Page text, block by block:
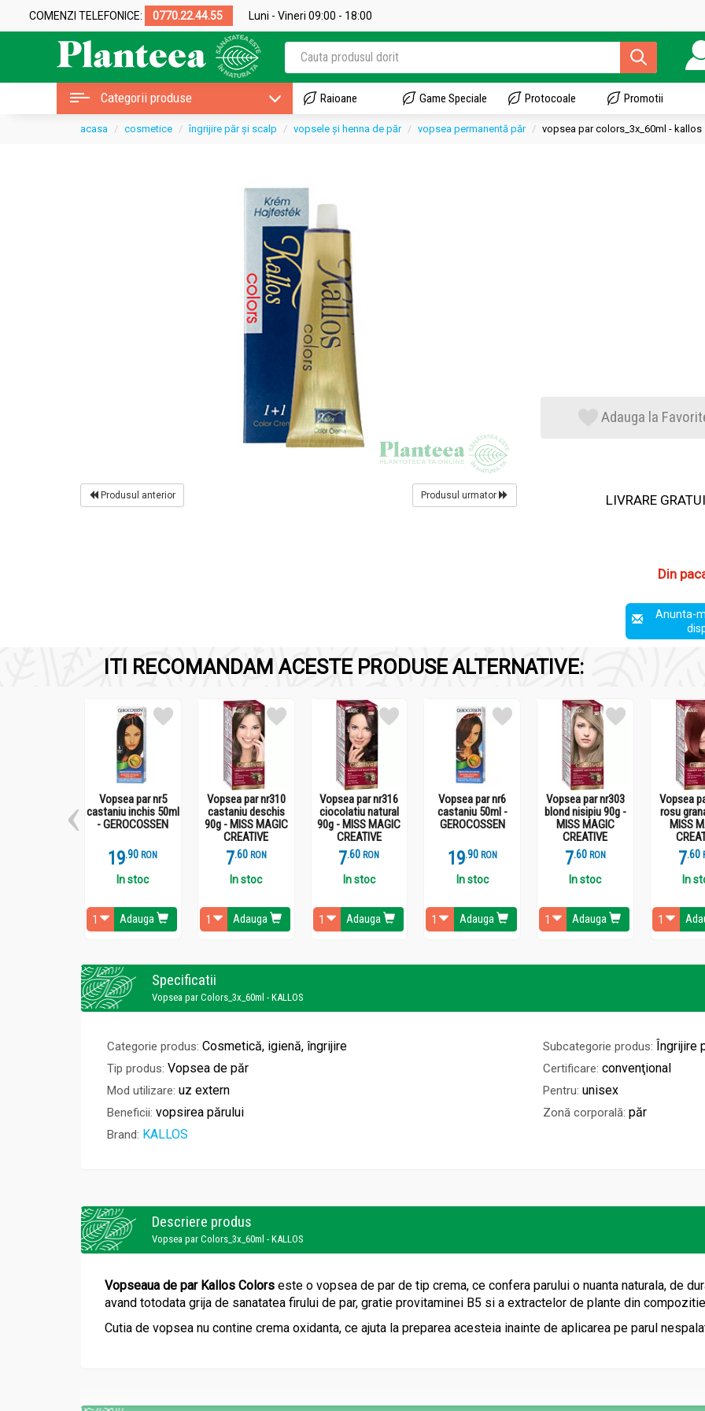
COMENZI TELEFONICE: 0770.22.44.55 Luni - Vineri 09:00 - 18:00
Categorii produse Raioane Game Speciale Protocoale Promotii
acasa cosmetice îngrijire păr și scalp vopsele și henna de păr vopsea permanentă păr vopsea par colors_3x_60ml - kallos
Produsul anterior Produsul urmator
Adauga la
LIVRARE
Din
Anunta-
ITI RECOMANDAM ACESTE PRODUSE ALTERNATIVE:
Vopsea par nr5
castaniu inchis 50ml
- GEROCOSSEN
19.9 RON
In stoc
Adauga
Vopsea par nr310
castaniu deschis
90g - MISS MAGIC
CREATIVE
7.6 RON
In stoc
Adauga
Vopsea par nr316
ciocolatiu natural
90g - MISS MAGIC
CREATIVE
7.6 RON
In stoc
Adauga
Vopsea par nr6
castaniu 50ml -
GEROCOSSEN
19.9 RON
In stoc
Adauga
Vopsea par nr303
blond nisipiu 90g -
MISS MAGIC
CREATIVE
7.6 RON
In stoc
Adauga
Vopsea
rosu
MISS
7.6
In
Specificatii
Vopsea par Colors_3x_60ml - KALLOS
Categorie produs: Cosmetică, igienă, îngrijire Subcategorie produs: Îngrijire
Tip produs: Vopsea de păr Certificare: convenţional
Mod utilizare: uz extern Pentru: unisex
Beneficii: vopsirea părului Zonă corporală: păr
Brand: KALLOS
Descriere produs
Vopsea par Colors_3x_60ml - KALLOS
Vopseaua de par Kallos Colors este o vopsea de par de tip crema, ce confera parului o nuanta naturala, de
avand totodata grija de sanatatea firului de par, gratie provitaminei B5 si a extractelor de plante din
Cutia de vopsea nu contine crema oxidanta, ce ajuta la preparea acesteia inainte de aplicarea pe parul